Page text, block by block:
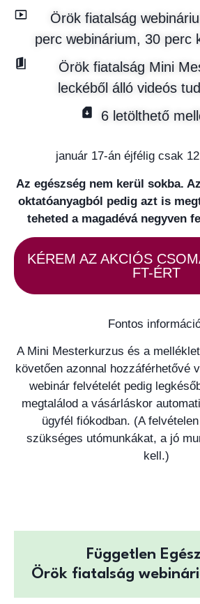
Örök fiatalság
perc webinárium, 30 perc
Örök fiatalság Mini
leckéből álló videós
6 letölthető
január 17-án éjfélig csak
Az egészség nem kerül sokba.
oktatóanyagból pedig azt is
teheted a magadévá negyven
KÉREM AZ AKCIÓS
FT-ÉRT
Fontos
A Mini Mesterkurzus és a
követően azonnal hozzáférhetővé
webinár felvételét pedig
megtalálod a vásárláskor
ügyfél fiókodban. (A
szükséges utómunkákat, a jó
kell.)
Független
Örök fiatalság